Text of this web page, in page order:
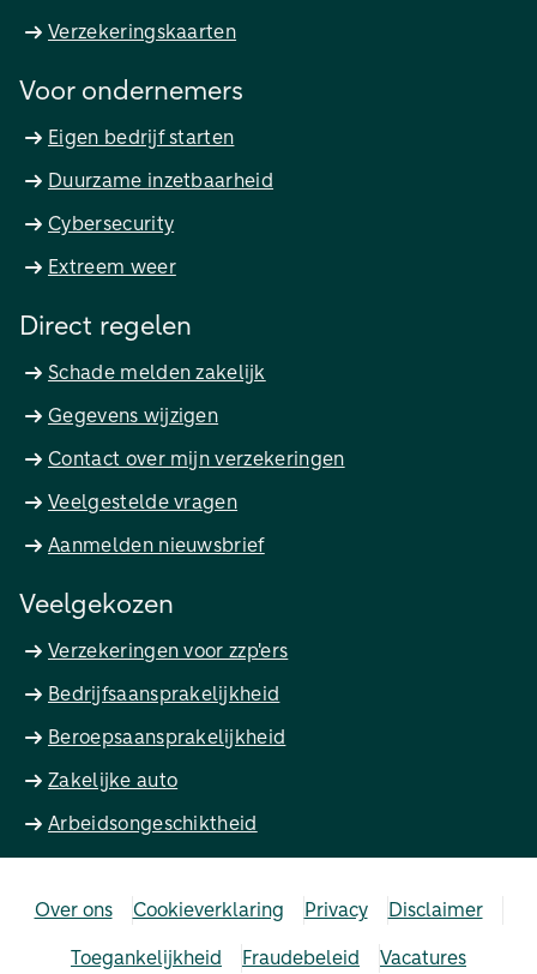
Verzekeringskaarten
Voor ondernemers
Eigen bedrijf starten
Duurzame inzetbaarheid
Cybersecurity
Extreem weer
Direct regelen
Schade melden zakelijk
Gegevens wijzigen
Contact over mijn verzekeringen
Veelgestelde vragen
Aanmelden nieuwsbrief
Veelgekozen
Verzekeringen voor zzp'ers
Bedrijfsaansprakelijkheid
Beroepsaansprakelijkheid
Zakelijke auto
Arbeidsongeschiktheid
Over ons Cookieverklaring Privacy Disclaimer
Toegankelijkheid Fraudebeleid Vacatures